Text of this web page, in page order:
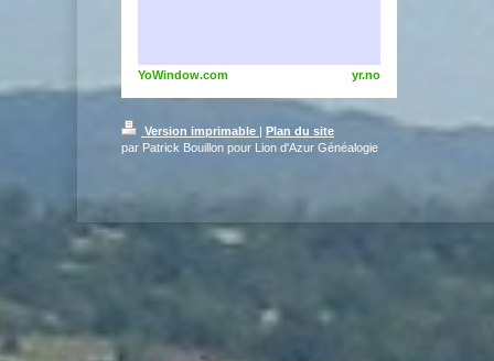
YoWindow.com yr.no
Version imprimable | Plan du site
par Patrick Bouillon pour Lion d'Azur Généalogie